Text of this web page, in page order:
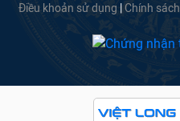
Điều khoản sử dụng Chính